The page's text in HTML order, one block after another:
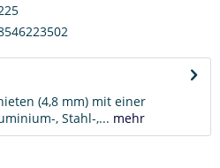
(4,8 mm) mit einer
, Stahl-,... mehr